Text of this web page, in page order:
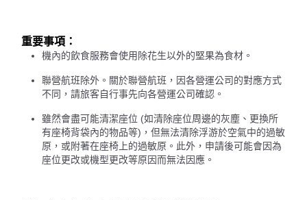
重要事項：
機內的飲食服務會使用除花生以外的堅果為食材。
聯營航班除外。關於聯營航班，因各營運公司的對應方式
不同，請旅客自行事先向各營運公司確認。
雖然會盡可能清潔座位 (如清除座位周邊的灰塵、更換所
有座椅背袋內的物品等)，但無法清除浮游於空氣中的過敏
原，或附著在座椅上的過敏原。此外，申請後可能會因為
座位更改或機型更改等原因而無法因應。